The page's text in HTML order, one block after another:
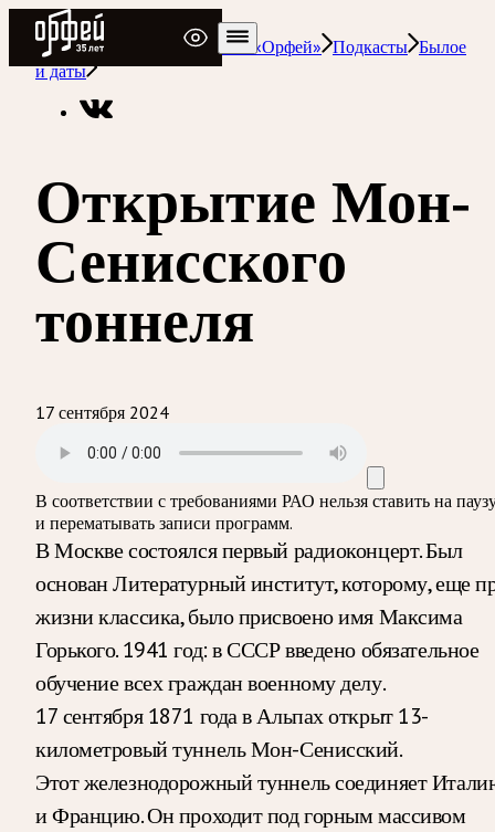
Радио Орфей
Радио классической музыки «Орфей» Подкасты Былое
и даты
Открытие Мон-
Сенисского
тоннеля
17 сентября 2024
В соответствии с требованиями РАО нельзя ставить на
и перематывать записи программ.
В Москве состоялся первый радиоконцерт. Был
основан Литературный институт, которому, еще
жизни классика, было присвоено имя Максима
Горького. 1941 год: в СССР введено обязательное
обучение всех граждан военному делу.
17 сентября 1871 года в Альпах открыт 13-
километровый туннель Мон-Сенисский.
Этот железнодорожный туннель соединяет
и Францию. Он проходит под горным массивом